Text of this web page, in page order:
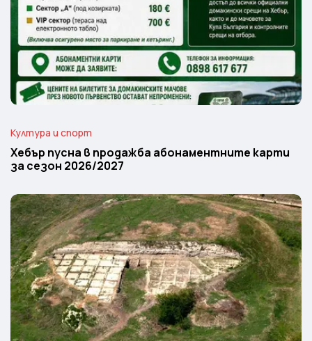
Култура и спорт
Хебър пусна в продажба абонаментните карти
за сезон 2026/2027